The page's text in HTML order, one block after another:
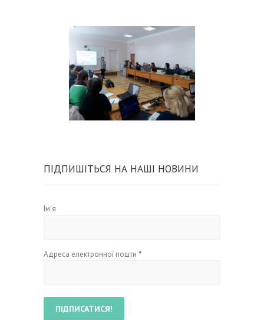
ПІДПИШІТЬСЯ НА НАШІ НОВИНИ
Ім'я
Адреса електронної пошти *